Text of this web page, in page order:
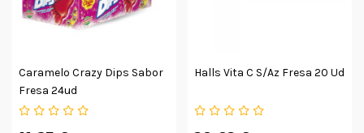
Caramelo Crazy Dips Sabor
Fresa 24ud
Halls Vita C S/az Fresa 20 Ud